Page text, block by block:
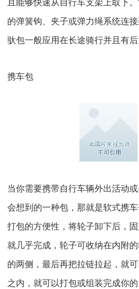
的弹簧钩、夹子或弹力绳系统连
驮包一般应用在长途骑行并且有后
携车包
当你需要携带自行车辆外出活动
会想到的一种包，那就是软式携
打包的方便性，将轮子卸下后，
就几乎完成，轮子可收纳在内附
的两侧，最后再把拉链拉起，就
之内，就可以打包或组装完成你